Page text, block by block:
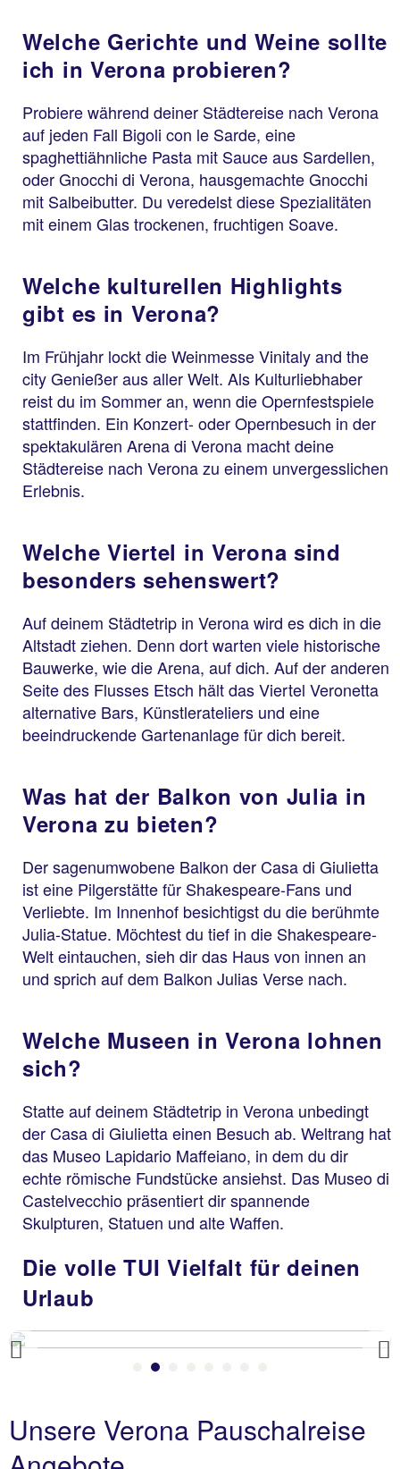
Welche Gerichte und Weine sollte
ich in Verona probieren?
Probiere während deiner Städtereise nach Verona
auf jeden Fall Bigoli con le Sarde, eine
spaghettiähnliche Pasta mit Sauce aus Sardellen,
oder Gnocchi di Verona, hausgemachte Gnocchi
mit Salbeibutter. Du veredelst diese Spezialitäten
mit einem Glas trockenen, fruchtigen Soave.
Welche kulturellen Highlights
gibt es in Verona?
Im Frühjahr lockt die Weinmesse Vinitaly and the
city Genießer aus aller Welt. Als Kulturliebhaber
reist du im Sommer an, wenn die Opernfestspiele
stattfinden. Ein Konzert- oder Opernbesuch in der
spektakulären Arena di Verona macht deine
Städtereise nach Verona zu einem unvergesslichen
Erlebnis.
Welche Viertel in Verona sind
besonders sehenswert?
Auf deinem Städtetrip in Verona wird es dich in die
Altstadt ziehen. Denn dort warten viele historische
Bauwerke, wie die Arena, auf dich. Auf der anderen
Seite des Flusses Etsch hält das Viertel Veronetta
alternative Bars, Künstlerateliers und eine
beeindruckende Gartenanlage für dich bereit.
Was hat der Balkon von Julia in
Verona zu bieten?
Der sagenumwobene Balkon der Casa di Giulietta
ist eine Pilgerstätte für Shakespeare-Fans und
Verliebte. Im Innenhof besichtigst du die berühmte
Julia-Statue. Möchtest du tief in die Shakespeare-
Welt eintauchen, sieh dir das Haus von innen an
und sprich auf dem Balkon Julias Verse nach.
Welche Museen in Verona lohnen
sich?
Statte auf deinem Städtetrip in Verona unbedingt
der Casa di Giulietta einen Besuch ab. Weltrang hat
das Museo Lapidario Maffeiano, in dem du dir
echte römische Fundstücke ansiehst. Das Museo di
Castelvecchio präsentiert dir spannende
Skulpturen, Statuen und alte Waffen.
Die volle TUI Vielfalt für deinen
Urlaub
Previous
Unsere Verona Pauschalreise